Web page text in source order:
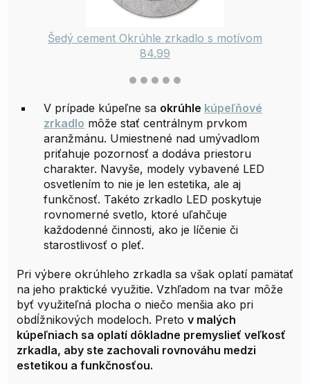
Šedý cement Okrúhle zrkadlo s motívom
84.99
V prípade kúpeľne sa okrúhle kúpeľňové
zrkadlo môže stať centrálnym prvkom
aranžmánu. Umiestnené nad umývadlom
priťahuje pozornosť a dodáva priestoru
charakter. Navyše, modely vybavené LED
osvetlením to nie je len estetika, ale aj
funkčnosť. Takéto zrkadlo LED poskytuje
rovnomerné svetlo, ktoré uľahčuje
každodenné činnosti, ako je líčenie či
starostlivosť o pleť.
Pri výbere okrúhleho zrkadla sa však oplatí pamätať
na jeho praktické využitie. Vzhľadom na tvar môže
byť využiteľná plocha o niečo menšia ako pri
obdĺžnikových modeloch. Preto v malých
kúpeľniach sa oplatí dôkladne premyslieť veľkosť
zrkadla, aby ste zachovali rovnováhu medzi
estetikou a funkčnosťou.